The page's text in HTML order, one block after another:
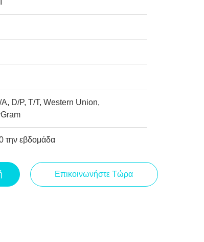
D/P, T/T, Western Union,
την εβδομάδα
Επικοινωνήστε Τώρα